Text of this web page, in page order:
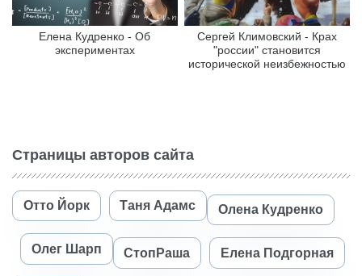
Елена Кудренко - Об
экспериментах
Сергей Климовский - Крах
"россии" становится
исторической неизбежностью
Страницы авторов сайта
Отто Йорк Таня Адамс Олена Кудренко
Олег Шарп СтопРаша Елена Подгорная